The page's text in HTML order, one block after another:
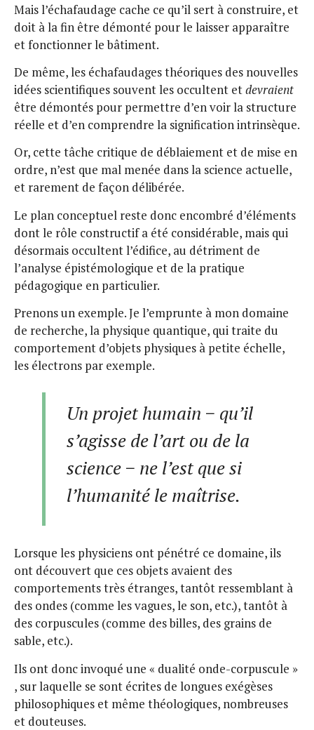
Mais l’échafaudage cache ce qu’il sert à construire, et
doit à la fin être démonté pour le laisser apparaître
et fonctionner le bâtiment.
De même, les échafaudages théoriques des nouvelles
idées scientifiques souvent les occultent etdevraient
être démontés pour permettre d’en voir la structure
réelle et d’en comprendre la signification intrinsèque.
Or, cette tâche critique de déblaiement et de mise en
ordre, n’est que mal menée dans la science actuelle,
et rarement de façon délibérée.
Le plan conceptuel reste donc encombré d’éléments
dont le rôle constructif a été considérable, mais qui
désormais occultent l’édifice, au détriment de
l’analyse épistémologique et de la pratique
pédagogique en particulier.
Prenons un exemple. Je l’emprunte à mon domaine
de recherche, la physique quantique, qui traite du
comportement d’objets physiques à petite échelle,
les électrons par exemple.
Un projet humain − qu’il
s’agisse de l’art ou de la
science − ne l’est que si
l’humanité le maîtrise.
Lorsque les physiciens ont pénétré ce domaine, ils
ont découvert que ces objets avaient des
comportements très étranges, tantôt ressemblant à
des ondes (comme les vagues, le son, etc.), tantôt à
des corpuscules (comme des billes, des grains de
sable, etc.).
Ils ont donc invoqué une « dualité onde-corpuscule »
, sur laquelle se sont écrites de longues exégèses
philosophiques et même théologiques, nombreuses
et douteuses.